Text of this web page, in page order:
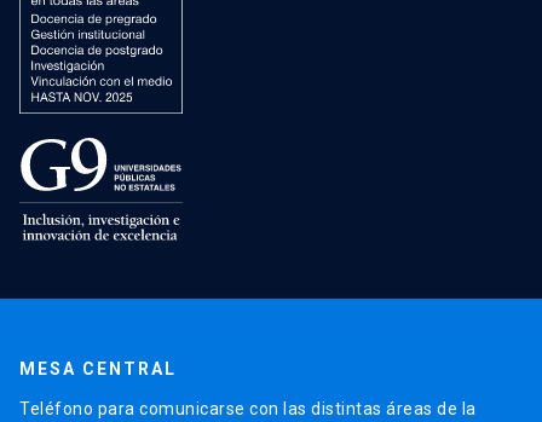
MESA CENTRAL
Teléfono para comunicarse con las distintas áreas de la